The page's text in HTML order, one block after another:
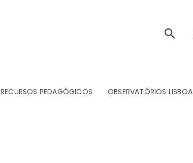
RECURSOS PEDAGÓGICOS OBSERVATÓRIOS LISBOA